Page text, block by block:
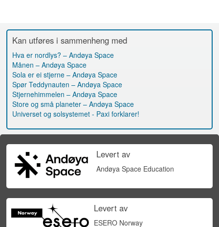
Kan utføres i sammenheng med
Hva er nordlys? – Andøya Space
Månen – Andøya Space
Sola er ei stjerne – Andøya Space
Spør Teddynauten – Andøya Space
Stjernehimmelen – Andøya Space
Store og små planeter – Andøya Space
Universet og solsystemet - Paxi forklarer!
Levert av
Andøya Space Education
Levert av
ESERO Norway